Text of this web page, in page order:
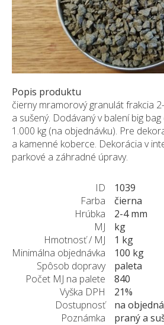
ZÁKAZKY NA MIERU
O NÁS
NOVINKY
SHOWROOM
Popis produktu
čierny mramorový granulát frakcia
a sušený. Dodávaný v balení big
1.000 kg (na objednávku). Pre
a kamenné koberce. Dekorácia v
parkové a záhradné úpravy.
ID
1039
Farba
čierna
Hrúbka
2-4 mm
MJ
kg
Hmotnosť / MJ
1 kg
Minimálna objednávka
100 kg
Spôsob dopravy
paleta
Počet MJ na palete
840
Vyška DPH
21%
Dostupnosť
na
Poznámka
praný a